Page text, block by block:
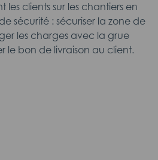
les clients sur les chantiers en
sécurité : sécuriser la zone de
les charges avec la grue
le bon de livraison au client.